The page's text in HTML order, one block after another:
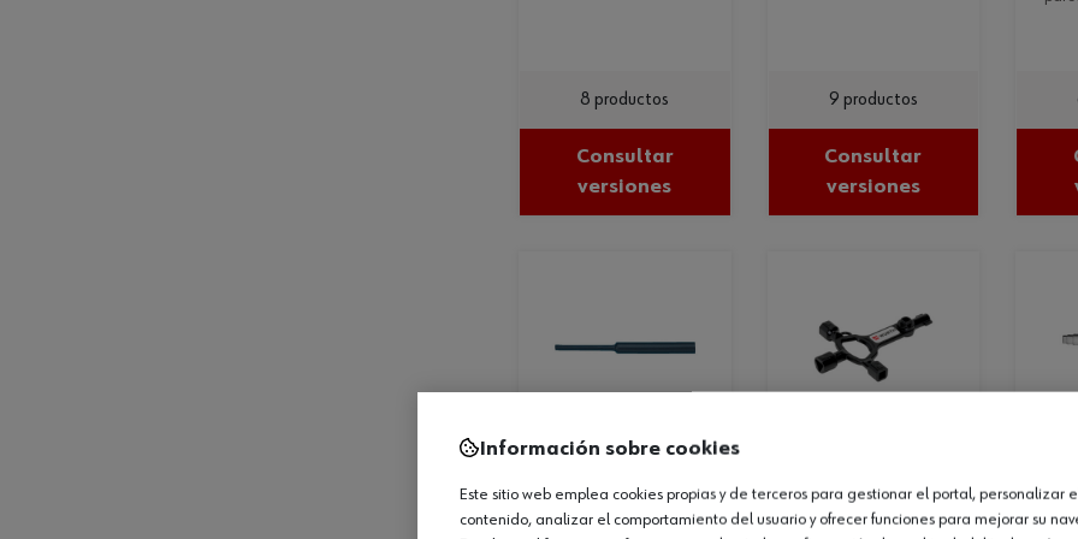
8 productos
Consultar
versiones
9 productos
Consultar
versiones
funda
termorretráctil
de pared fina
armario de
control
Información sobre cookies
Este sitio web emplea cookies propias y de terceros para gestionar el portal, personalizar
contenido, analizar el comportamiento del usuario y ofrecer funciones para mejorar su